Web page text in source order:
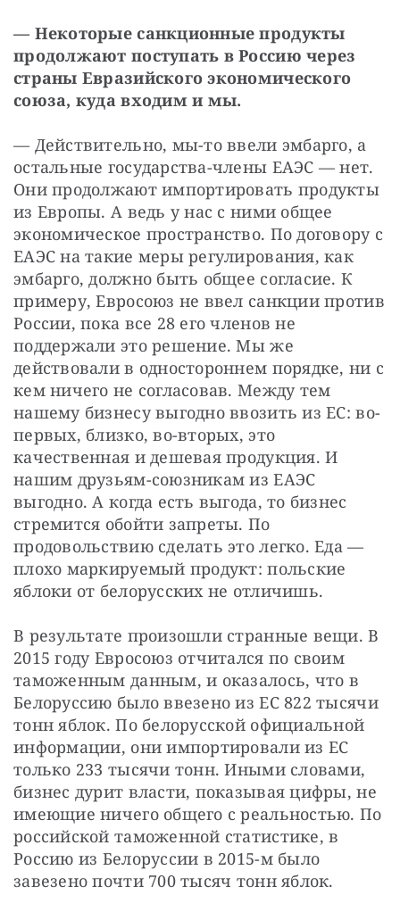
— Некоторые санкционные продукты
продолжают поступать в Россию через
страны Евразийского экономического
союза, куда входим и мы.
— Действительно, мы-то ввели эмбарго, а
остальные государства-члены ЕАЭС — нет.
Они продолжают импортировать продукты
из Европы. А ведь у нас с ними общее
экономическое пространство. По договору с
ЕАЭС на такие меры регулирования, как
эмбарго, должно быть общее согласие. К
примеру, Евросоюз не ввел санкции против
России, пока все 28 его членов не
поддержали это решение. Мы же
действовали в одностороннем порядке, ни с
кем ничего не согласовав. Между тем
нашему бизнесу выгодно ввозить из ЕС: во-
первых, близко, во-вторых, это
качественная и дешевая продукция. И
нашим друзьям-союзникам из ЕАЭС
выгодно. А когда есть выгода, то бизнес
стремится обойти запреты. По
продовольствию сделать это легко. Еда —
плохо маркируемый продукт: польские
яблоки от белорусских не отличишь.
В результате произошли странные вещи. В
2015 году Евросоюз отчитался по своим
таможенным данным, и оказалось, что в
Белоруссию было ввезено из ЕС 822 тысячи
тонн яблок. По белорусской официальной
информации, они импортировали из ЕС
только 233 тысячи тонн. Иными словами,
бизнес дурит власти, показывая цифры, не
имеющие ничего общего с реальностью. По
российской таможенной статистике, в
Россию из Белоруссии в 2015-м было
завезено почти 700 тысяч тонн яблок.